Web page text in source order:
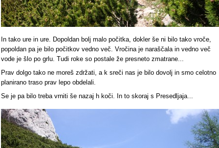
In tako ure in ure. Dopoldan bolj malo počitka, dokler še ni bilo tako vroče,
popoldan pa je bilo počitkov vedno več. Vročina je naraščala in vedno več
vode je šlo po grlu. Tudi roke so postale že presneto zmatrane...
Prav dolgo tako ne moreš zdržati, a k sreči nas je bilo dovolj in smo celotno
planirano traso prav lepo obdelali.
Se je pa bilo treba vrniti še nazaj h koči. In to skoraj s Presedljaja...